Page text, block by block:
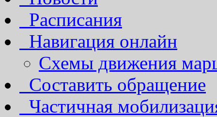
Расписания
Навигация онлайн
Схемы движения
Составить обращение
Частичная